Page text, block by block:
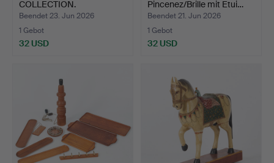
COLLECTION.
Beendet 23. Jun 2026
1 Gebot
32 USD
Pincenez/Brille mit Etui…
Beendet 21. Jun 2026
1 Gebot
32 USD